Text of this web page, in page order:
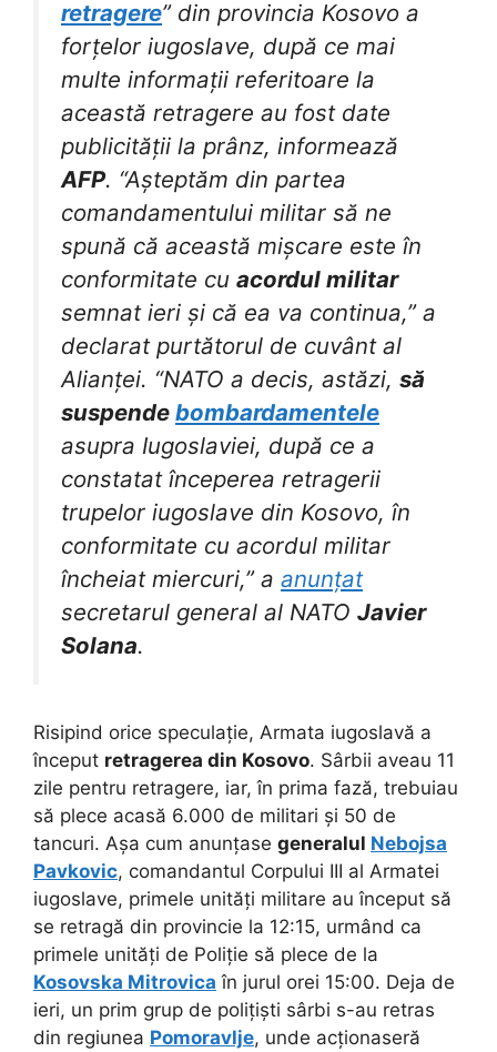
retragere” din provincia Kosovo a
forțelor iugoslave, după ce mai
multe informații referitoare la
această retragere au fost date
publicității la prânz, informează
AFP. “Așteptăm din partea
comandamentului militar să ne
spună că această mișcare este în
conformitate cu acordul militar
semnat ieri și că ea va continua,” a
declarat purtătorul de cuvânt al
Alianței. “NATO a decis, astăzi, să
suspende bombardamentele
asupra Iugoslaviei, după ce a
constatat începerea retragerii
trupelor iugoslave din Kosovo, în
conformitate cu acordul militar
încheiat miercuri,” a anunțat
secretarul general al NATO Javier
Solana.
Risipind orice speculație, Armata iugoslavă a
început retragerea din Kosovo. Sârbii aveau 11
zile pentru retragere, iar, în prima fază, trebuiau
să plece acasă 6.000 de militari și 50 de
tancuri. Așa cum anunțase generalul Nebojsa
Pavkovic, comandantul Corpului III al Armatei
iugoslave, primele unități militare au început să
se retragă din provincie la 12:15, urmând ca
primele unități de Poliție să plece de la
Kosovska Mitrovica în jurul orei 15:00. Deja de
ieri, un prim grup de polițiști sârbi s-au retras
din regiunea Pomoravlje, unde acționaseră